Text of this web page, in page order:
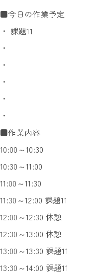
■今日の作業予定
・ 課題11
・
・
・
・
・
■作業内容
10:00～10:30
10:30～11:00
11:00～11:30
11:30～12:00 課題11
12:00～12:30 休憩
12:30～13:00 休憩
13:00～13:30 課題11
13:30～14:00 課題11